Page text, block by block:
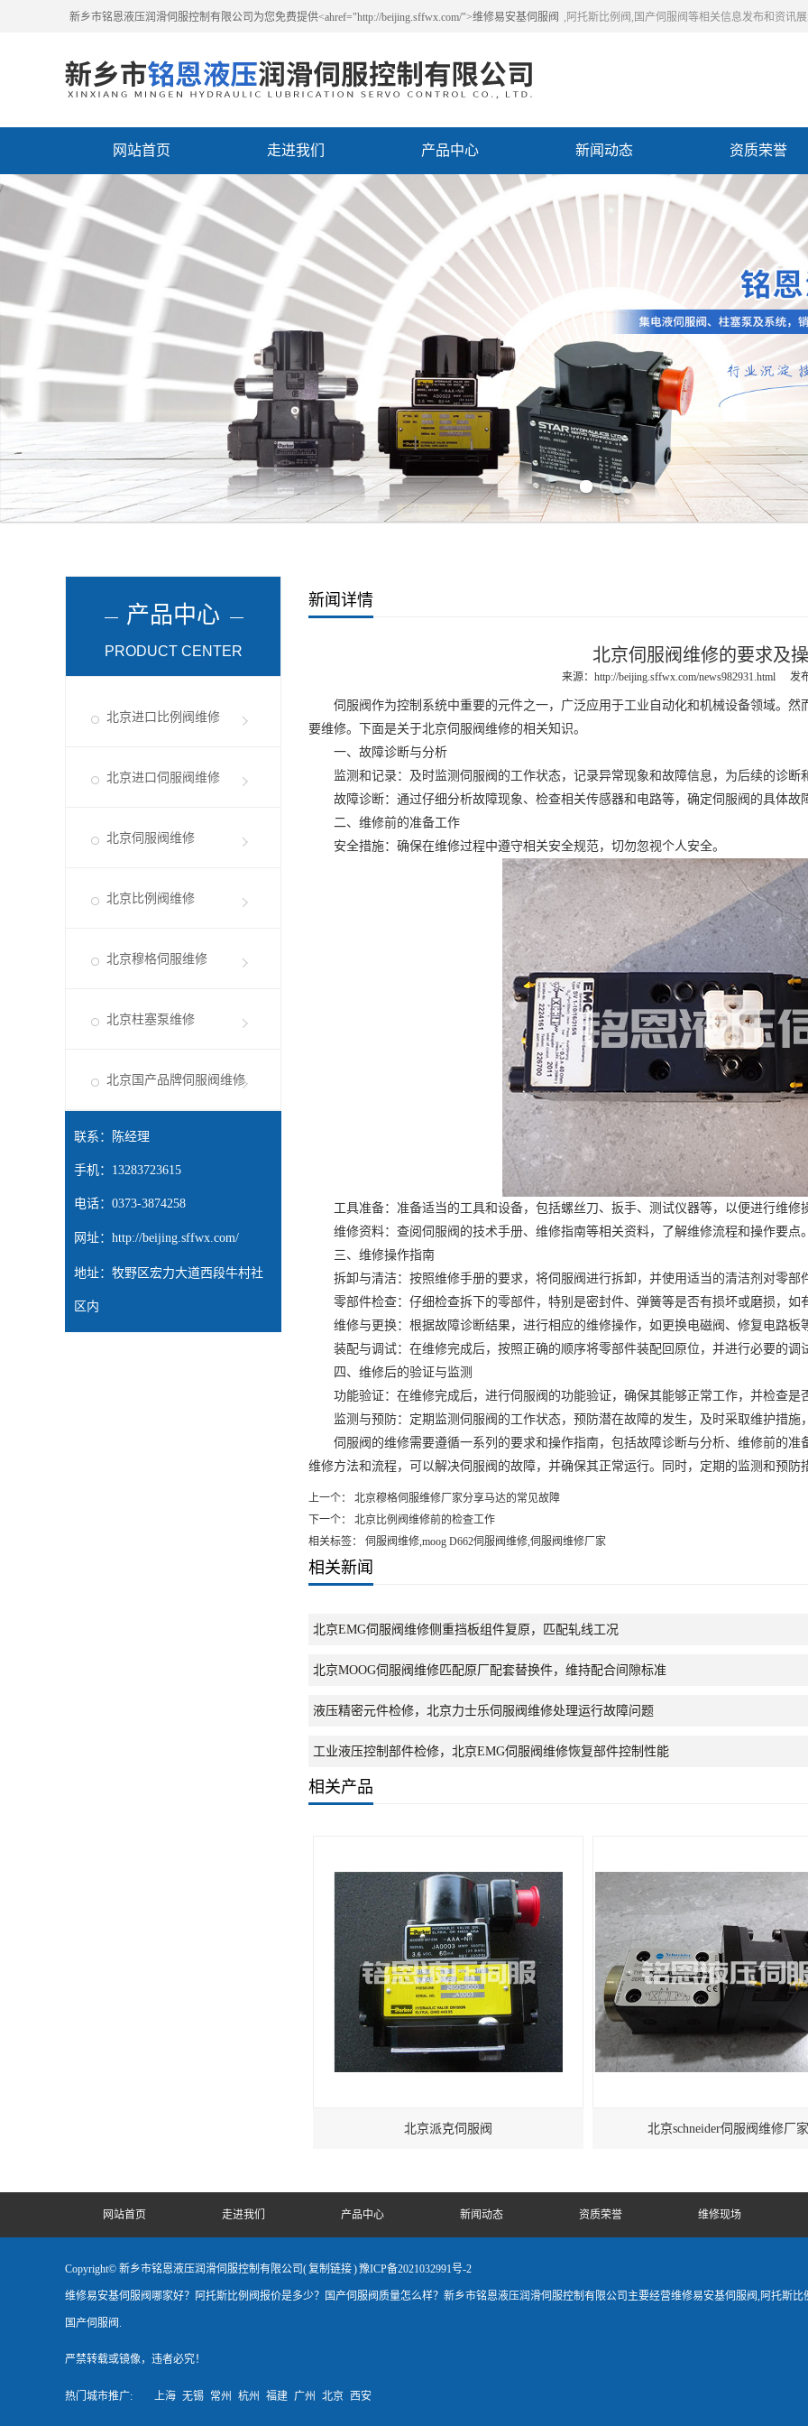
新乡市铭恩液压润滑伺服控制有限公司为您免费提供<ahref="http://beijing.sffwx.com/">维修易安基伺服阀 ,阿托斯比例阀,国产伺服阀等相关信息发布和资讯
网站首页 走进我们 产品中心 新闻动态 资质荣誉
联系我们
产品中心
PRODUCT CENTER
北京进口比例阀维修
北京进口伺服阀维修
北京伺服阀维修
北京比例阀维修
北京穆格伺服维修
北京柱塞泵维修
北京国产品牌伺服阀维修
联系：陈经理
手机：13283723615
电话：0373-3874258
网址： http://beijing.sffwx.com/
地址：牧野区宏力大道西段牛村社
区内
新闻详情
北京伺服阀维修的要求及
来源： http://beijing.sffwx.com/news982931.html 发
伺服阀作为控制系统中重要的元件之一，广泛应用于工业自动化和机械设备领域。然
要维修。下面是关于北京伺服阀维修的相关知识。
一、故障诊断与分析
监测和记录：及时监测伺服阀的工作状态，记录异常现象和故障信息，为后续的诊断
故障诊断：通过仔细分析故障现象、检查相关传感器和电路等，确定伺服阀的具体故
二、维修前的准备工作
安全措施：确保在维修过程中遵守相关安全规范，切勿忽视个人安全。
工具准备：准备适当的工具和设备，包括螺丝刀、扳手、测试仪器等，以便进行维修
维修资料：查阅伺服阀的技术手册、维修指南等相关资料，了解维修流程和操作要点
三、维修操作指南
拆卸与清洁：按照维修手册的要求，将伺服阀进行拆卸，并使用适当的清洁剂对零部
零部件检查：仔细检查拆下的零部件，特别是密封件、弹簧等是否有损坏或磨损，如
维修与更换：根据故障诊断结果，进行相应的维修操作，如更换电磁阀、修复电路板
装配与调试：在维修完成后，按照正确的顺序将零部件装配回原位，并进行必要的调
四、维修后的验证与监测
功能验证：在维修完成后，进行伺服阀的功能验证，确保其能够正常工作，并检查是
监测与预防：定期监测伺服阀的工作状态，预防潜在故障的发生，及时采取维护措施
伺服阀的维修需要遵循一系列的要求和操作指南，包括故障诊断与分析、维修前的准
维修方法和流程，可以解决伺服阀的故障，并确保其正常运行。同时，定期的监测和预
上一个：
北京穆格伺服维修厂家分享马达的常见故障
下一个：
北京比例阀维修前的检查工作
相关标签： 伺服阀维修,moog D662伺服阀维修,伺服阀维修厂家
相关新闻
北京EMG伺服阀维修侧重挡板组件复原，匹配轧线工况
北京MOOG伺服阀维修匹配原厂配套替换件，维持配合间隙标准
液压精密元件检修，北京力士乐伺服阀维修处理运行故障问题
工业液压控制部件检修，北京EMG伺服阀维修恢复部件控制性能
相关产品
北京派克伺服阀 北京schneider伺服阀维修厂家
网站首页 走进我们 产品中心 新闻动态 资质荣誉 维修现场
Copyright© 新乡市铭恩液压润滑伺服控制有限公司(复制链接)豫ICP备2021032991号-2
维修易安基伺服阀哪家好？阿托斯比例阀报价是多少？国产伺服阀质量怎么样？新乡市铭恩液压润滑伺服控制有限公司主要经营维修易安基伺服阀,阿托斯比
国产伺服阀.
严禁转载或镜像，违者必究！
热门城市推广: 上海 无锡 常州 杭州 福建 广州 北京 西安